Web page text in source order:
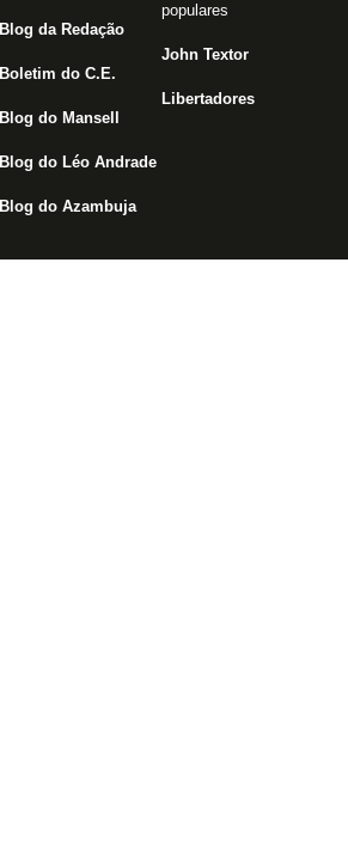
Blog da Redação
Boletim do C.E.
Blog do Mansell
Blog do Léo Andrade
Blog do Azambuja
populares
John Textor
Libertadores